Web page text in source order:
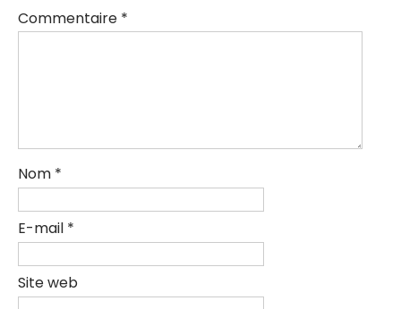
Commentaire *
Nom *
E-mail *
Site web